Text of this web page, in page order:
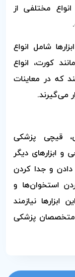
مختلفی از
شامل انواع
کورت، انواع
که در معاینات
می‌گیرند.
قیچی پزشکی
و ابزارهای دیگر
و جدا کردن
استخوان‌ها و
نیازمند
متخصصان پزشکی